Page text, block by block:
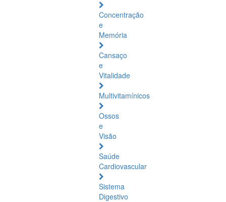
Concentração
e
Memória
Cansaço
e
Vitalidade
Multivitamínicos
Ossos
e
Visão
Saúde
Cardiovascular
Sistema
Digestivo